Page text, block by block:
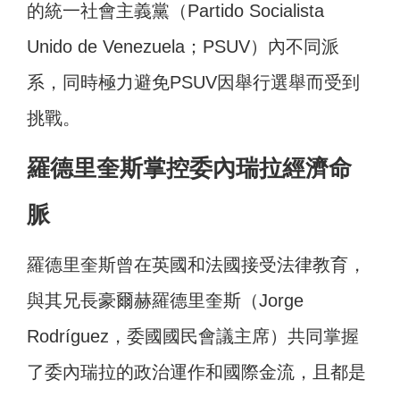
的統一社會主義黨（Partido Socialista
Unido de Venezuela；PSUV）內不同派
系，同時極力避免PSUV因舉行選舉而受到
挑戰。
羅德里奎斯掌控委內瑞拉經濟命
脈
羅德里奎斯曾在英國和法國接受法律教育，
與其兄長豪爾赫羅德里奎斯（Jorge
Rodríguez，委國國民會議主席）共同掌握
了委內瑞拉的政治運作和國際金流，且都是